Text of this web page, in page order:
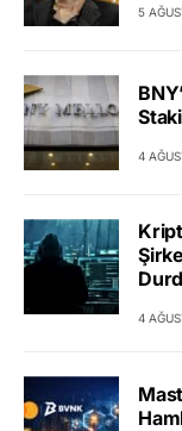
5
4
4